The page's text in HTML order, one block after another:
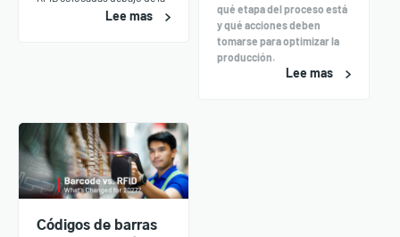
Lee mas
qué etapa del proceso está
y qué acciones deben
tomarse para optimizar la
producción.
Lee mas
Códigos de barras